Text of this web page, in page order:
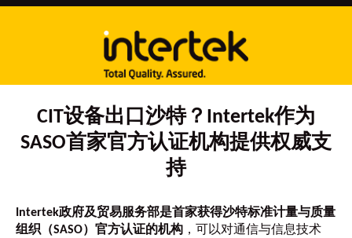
CIT设备出口沙特？Intertek作为
SASO首家官方认证机构提供权威支
持
Intertek政府及贸易服务部是首家获得沙特标准计量与质量
组织（SASO）官方认证的机构 ，可以对通信与信息技术